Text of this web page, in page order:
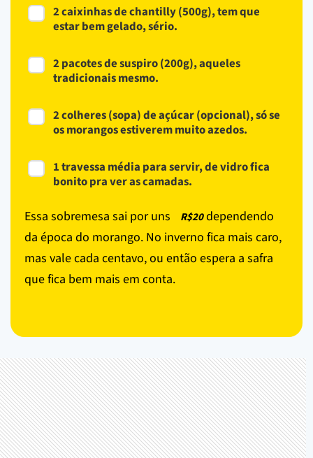
2 caixinhas de chantilly (500g), tem que
estar bem gelado, sério.
2 pacotes de suspiro (200g), aqueles
tradicionais mesmo.
2 colheres (sopa) de açúcar (opcional), só se
os morangos estiverem muito azedos.
1 travessa média para servir, de vidro fica
bonito pra ver as camadas.
Essa sobremesa sai por uns R$20dependendo
da época do morango. No inverno fica mais caro,
mas vale cada centavo, ou então espera a safra
que fica bem mais em conta.